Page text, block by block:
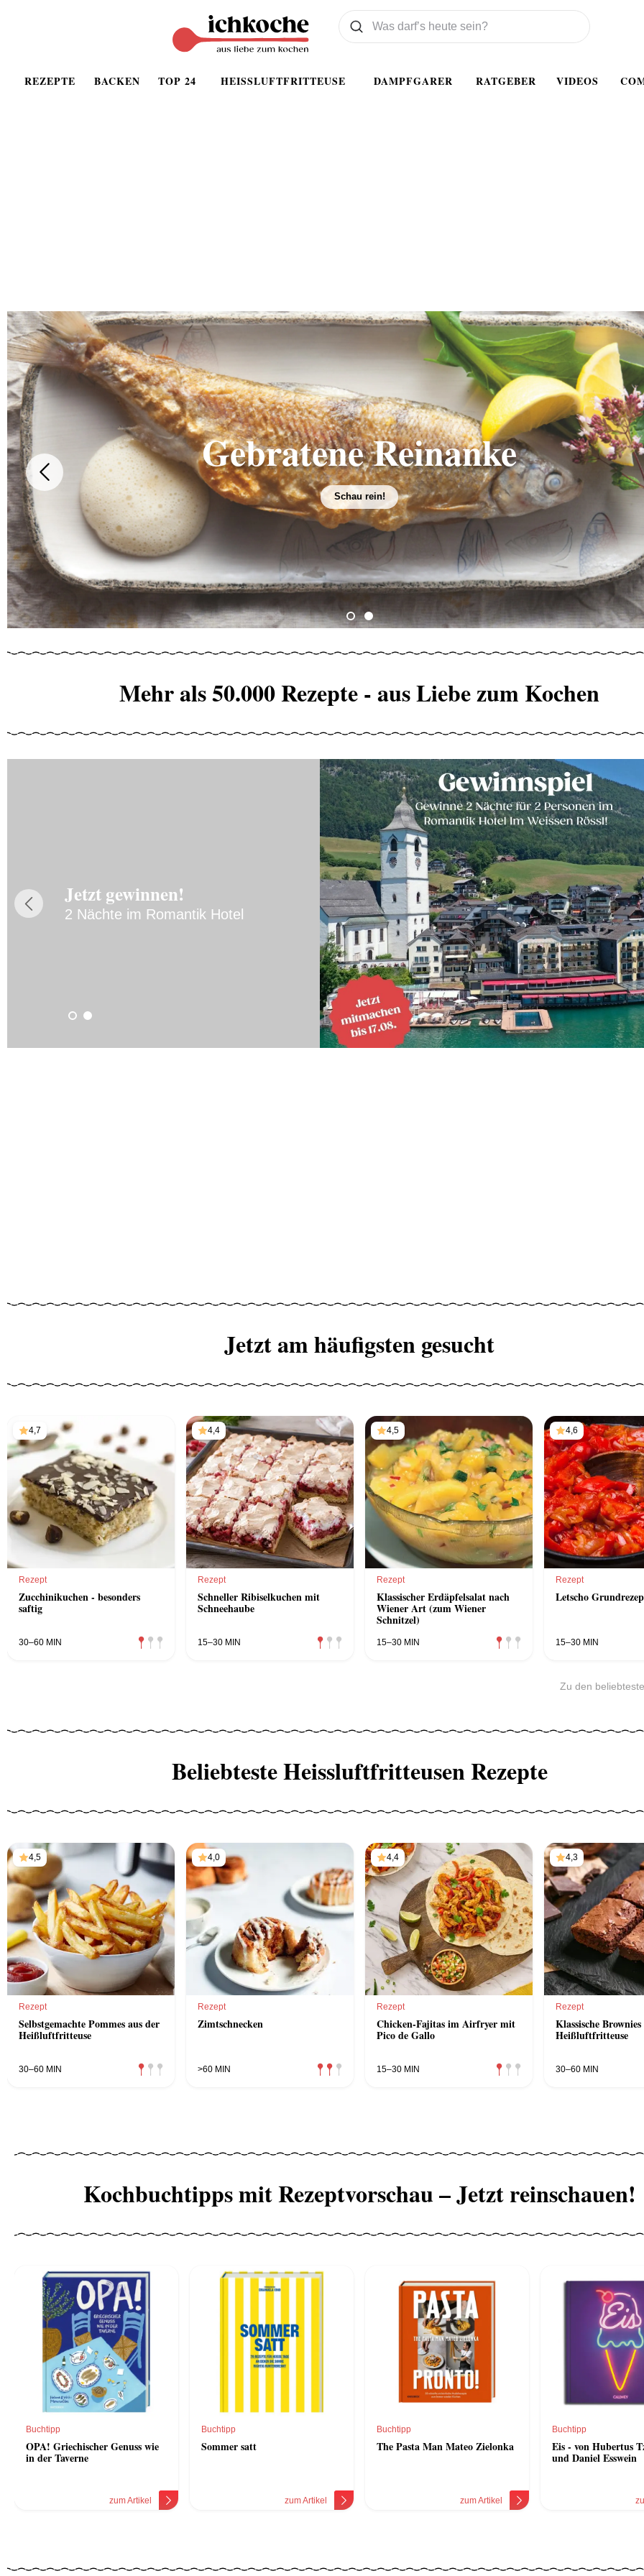
REZEPTE BACKEN TOP 24 HEISSLUFTFRITTEUSE DAMPFGARER RATGEBER VIDEOS
Was wollen Sie suchen
Suchen
Gebratene Reinanke
Schau rein!
Previous
Mehr als 50.000 Rezepte - aus Liebe zum Kochen
Jetzt gewinnen!
2 Nächte im Romantik Hotel
Jetzt am häufigsten gesucht
4,7
Rezept
Zucchinikuchen - besonders
saftig
30–60 MIN
4,4
Rezept
Schneller Ribiselkuchen mit
Schneehaube
15–30 MIN
4,5
Rezept
Klassischer Erdäpfelsalat nach
Wiener Art (zum Wiener
Schnitzel)
15–30 MIN
4,6
Rezept
Letscho
15–30 MIN
Zu den
Beliebteste Heissluftfritteusen Rezepte
4,5
Rezept
Selbstgemachte Pommes aus der
Heißluftfritteuse
30–60 MIN
4,0
Rezept
Zimtschnecken
>60 MIN
4,4
Rezept
Chicken-Fajitas im Airfryer mit
Pico de Gallo
15–30 MIN
4,3
Rezept
Klassische
Heißluftfritteuse
30–60 MIN
Kochbuchtipps mit Rezeptvorschau – Jetzt reinschauen!
Buchtipp
OPA! Griechischer Genuss wie
in der Taverne
zum Artikel
Buchtipp
Sommer satt
zum Artikel
Buchtipp
The Pasta Man Mateo Zielonka
zum Artikel
Buchtipp
Eis - von Hubertus
und Daniel Esswein